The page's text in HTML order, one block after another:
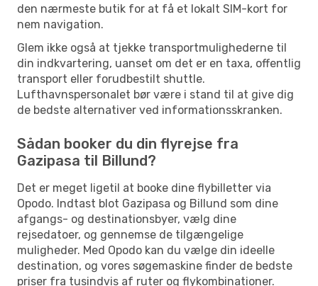
den nærmeste butik for at få et lokalt SIM-kort for
nem navigation.
Glem ikke også at tjekke transportmulighederne til
din indkvartering, uanset om det er en taxa, offentlig
transport eller forudbestilt shuttle.
Lufthavnspersonalet bør være i stand til at give dig
de bedste alternativer ved informationsskranken.
Sådan booker du din flyrejse fra
Gazipasa til Billund?
Det er meget ligetil at booke dine flybilletter via
Opodo. Indtast blot Gazipasa og Billund som dine
afgangs- og destinationsbyer, vælg dine
rejsedatoer, og gennemse de tilgængelige
muligheder. Med Opodo kan du vælge din ideelle
destination, og vores søgemaskine finder de bedste
priser fra tusindvis af ruter og flykombinationer.